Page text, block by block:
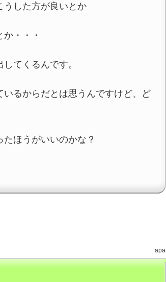
うした方が良いとか
・・・
てくるんです。
るからだとは思うんですけど、ど
ほうがいいのかな？
apa